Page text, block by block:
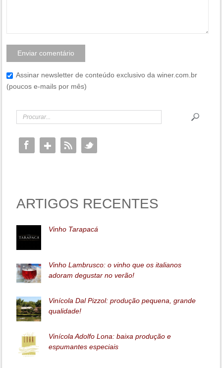
Assinar newsletter de conteúdo exclusivo da winer.com.br
(poucos e-mails por mês)
ARTIGOS RECENTES
Vinho Tarapacá
Vinho Lambrusco: o vinho que os italianos
adoram degustar no verão!
Vinícola Dal Pizzol: produção pequena, grande
qualidade!
Vinícola Adolfo Lona: baixa produção e
espumantes especiais